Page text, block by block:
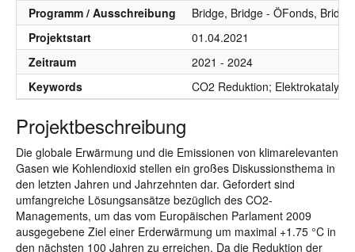
Programm / Ausschreibung
Bridge, Bridge - ÖFonds,
Projektstart
01.04.2021
Zeitraum
2021 - 2024
Keywords
CO2 Reduktion;
Projektbeschreibung
Die globale Erwärmung und die Emissionen von klimarelevanten
Gasen wie Kohlendioxid stellen ein großes Diskussionsthema in
den letzten Jahren und Jahrzehnten dar. Gefordert sind
umfangreiche Lösungsansätze bezüglich des CO2-
Managements, um das vom Europäischen Parlament 2009
ausgegebene Ziel einer Erderwärmung um maximal +1.75 °C in
den nächsten 100 Jahren zu erreichen. Da die Reduktion der